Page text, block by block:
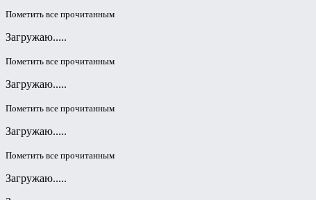
Пометить все прочитанным
Загружаю.....
Пометить все прочитанным
Загружаю.....
Пометить все прочитанным
Загружаю.....
Пометить все прочитанным
Загружаю.....